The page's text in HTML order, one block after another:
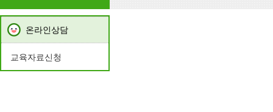
온라인상담
교육자료신청